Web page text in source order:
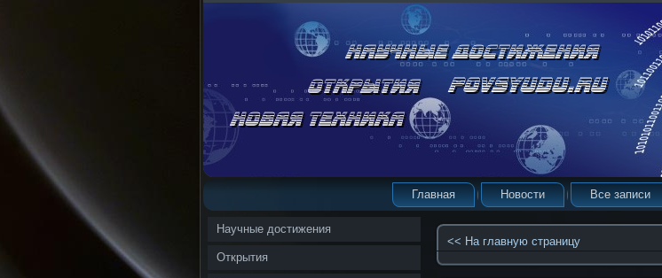
Главная Новости Все записи
Научные достижения
Открытия
<< На главную страницу